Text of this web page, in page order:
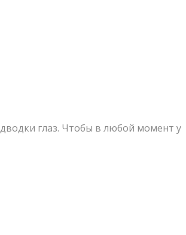
глаз. Чтобы в любой момент у